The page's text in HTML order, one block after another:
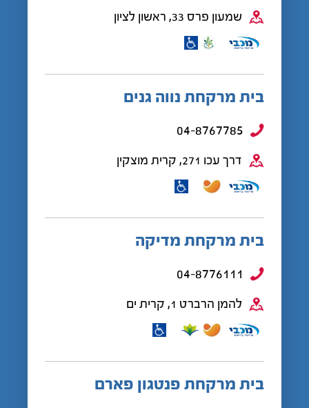
שמעון פרס 33, ראשון לציון
בית מרקחת נווה גנים
04-8767785
דרך עכו 271, קרית מוצקין
בית מרקחת מדיקה
04-8776111
להמן הרברט 1, קרית ים
בית מרקחת פנטגון פארם